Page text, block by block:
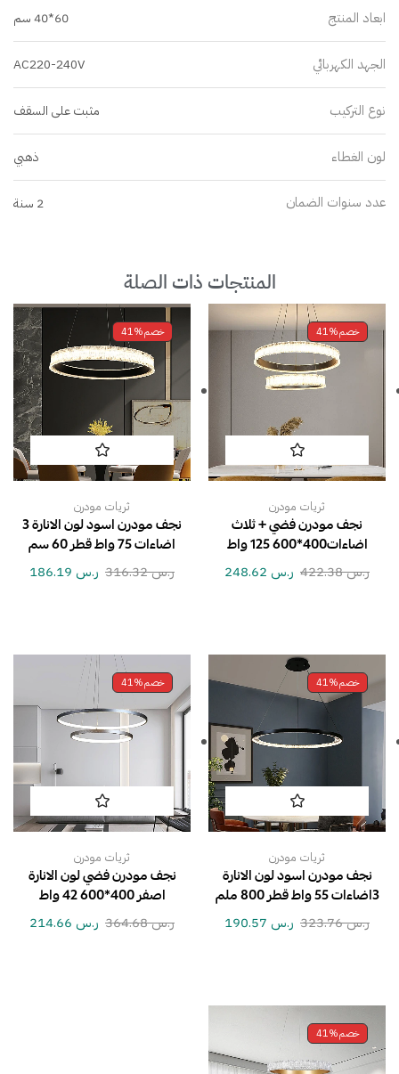
ابعاد المنتج 60*40 سم
الجهد الكهربائي AC220-240V
نوع التركيب مثبت على السقف
لون الغطاء ذهبي
عدد سنوات الضمان 2 سنة
المنتجات ذات الصلة
خصم41%
ثريات مودرن
نجف مودرن فضي + ثلاث
اضاءات400*600 125 واط
ر.س422.38 ر.س
خصم41%
ثريات مودرن
نجف مودرن اسود لون الانارة 3
اضاءات 75 واط قطر 60 سم
ر.س316.32 ر.س
خصم41%
ثريات مودرن
نجف مودرن اسود لون الانارة
3اضاءات 55 واط قطر 800 ملم
ر.س323.76 ر.س
خصم41%
ثريات مودرن
نجف مودرن فضي لون الانارة
اصفر 400*600 42 واط
ر.س364.68 ر.س
خصم41%